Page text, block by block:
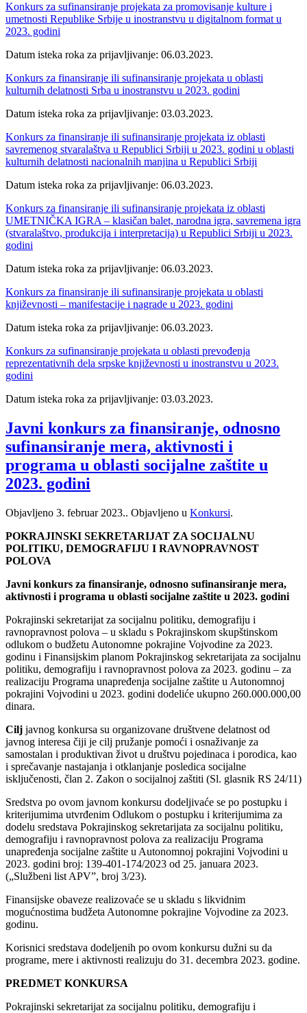
Konkurs za sufinansiranje projekata za promovisanje kulture i
umetnosti Republike Srbije u inostranstvu u digitalnom format u
2023. godini
Datum isteka roka za prijavljivanje: 06.03.2023.
Konkurs za finansiranje ili sufinansiranje projekata u oblasti
kulturnih delatnosti Srba u inostranstvu u 2023. godini
Datum isteka roka za prijavljivanje: 03.03.2023.
Konkurs za finansiranje ili sufinansiranje projekata iz oblasti
savremenog stvaralaštva u Republici Srbiji u 2023. godini u oblasti
kulturnih delatnosti nacionalnih manjina u Republici Srbiji
Datum isteka roka za prijavljivanje: 06.03.2023.
Konkurs za finansiranje ili sufinansiranje projekata iz oblasti
UMETNIČKA IGRA – klasičan balet, narodna igra, savremena igra
(stvaralaštvo, produkcija i interpretacija) u Republici Srbiji u 2023.
godini
Datum isteka roka za prijavljivanje: 06.03.2023.
Konkurs za finansiranje ili sufinansiranje projekata u oblasti
književnosti – manifestacije i nagrade u 2023. godini
Datum isteka roka za prijavljivanje: 06.03.2023.
Konkurs za sufinansiranje projekata u oblasti prevođenja
reprezentativnih dela srpske književnosti u inostranstvu u 2023.
godini
Datum isteka roka za prijavljivanje: 03.03.2023.
Javni konkurs za finansiranje, odnosno
sufinansiranje mera, aktivnosti i
programa u oblasti socijalne zaštite u
2023. godini
Objavljeno 3. februar 2023.. Objavljeno u Konkursi.
POKRAJINSKI SEKRETARIJAT ZA SOCIJALNU
POLITIKU, DEMOGRAFIJU I RAVNOPRAVNOST
POLOVA
Javni konkurs za finansiranje, odnosno sufinansiranje mera,
aktivnosti i programa u oblasti socijalne zaštite u 2023. godini
Pokrajinski sekretarijat za socijalnu politiku, demografiju i
ravnopravnost polova ‒ u skladu s Pokrajinskom skupštinskom
odlukom o budžetu Autonomne pokrajine Vojvodine za 2023.
godinu i Finansijskim planom Pokrajinskog sekretarijata za socijalnu
politiku, demografiju i ravnopravnost polova za 2023. godinu ‒ za
realizaciju Programa unapređenja socijalne zaštite u Autonomnoj
pokrajini Vojvodini u 2023. godini dodeliće ukupno 260.000.000,00
dinara.
Cilj javnog konkursa su organizovane društvene delatnost od
javnog interesa čiji je cilj pružanje pomoći i osnaživanje za
samostalan i produktivan život u društvu pojedinaca i porodica, kao
i sprečavanje nastajanja i otklanjanje posledica socijalne
isključenosti, član 2. Zakon o socijalnoj zaštiti (Sl. glasnik RS 24/11)
Sredstva po ovom javnom konkursu dodeljivaće se po postupku i
kriterijumima utvrđenim Odlukom o postupku i kriterijumima za
dodelu sredstava Pokrajinskog sekretarijata za socijalnu politiku,
demografiju i ravnopravnost polova za realizaciju Programa
unapređenja socijalne zaštite u Autonomnoj pokrajini Vojvodini u
2023. godini broj: 139-401-174/2023 od 25. januara 2023.
(„Službeni list APV”, broj 3/23).
Finansijske obaveze realizovaće se u skladu s likvidnim
mogućnostima budžeta Autonomne pokrajine Vojvodine za 2023.
godinu.
Korisnici sredstava dodeljenih po ovom konkursu dužni su da
programe, mere i aktivnosti realizuju do 31. decembra 2023. godine.
PREDMET KONKURSA
Pokrajinski sekretarijat za socijalnu politiku, demografiju i